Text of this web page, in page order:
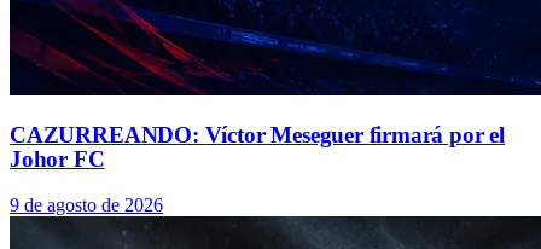
CAZURREANDO: Víctor Meseguer firmará por el
Johor FC
9 de agosto de 2026